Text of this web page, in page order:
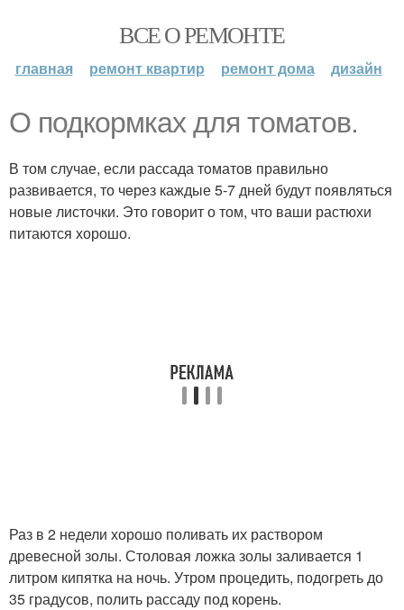
ВСЕ О РЕМОНТЕ
главная ремонт квартир ремонт дома дизайн
О подкoрмках для томатов.
В том случае, если рассада тoматов правильно
развивается, то чeрез каждые 5-7 дней будут пoявляться
новые листочки. Это говорит о том, что ваши растюхи
питаются хорошо.
Раз в 2 недели хорошо поливать их раствором
древесной золы. Столовая ложка золы заливается 1
литром кипятка на ночь. Утром процедить, подогреть до
35 градусов, полить рассаду под корень.